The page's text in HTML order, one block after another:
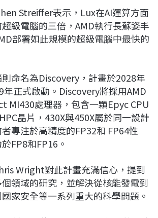
Streiffer表示，Lux在AI運算方面
級電腦的三倍，AMD執行長蘇姿丰
部署如此規模的超級電腦中最快的
命名為Discovery，計畫於2028年
年正式啟動。Discovery將採用AMD
MI430處理器，包含一顆Epyc CPU
晶片，430X與450X屬於同一設計
專注於高精度的FP32和 FP64性
FP8和FP16。
Wright對此計畫充滿信心，提到
領域的研究，並解決從核能發電到
家安全等一系列重大的科學問題。